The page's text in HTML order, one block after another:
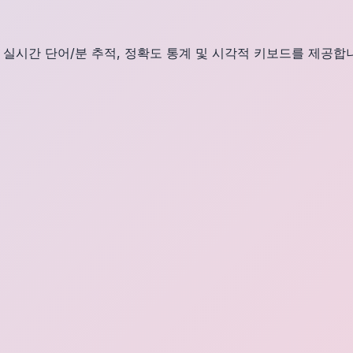
시간 단어/분 추적, 정확도 통계 및 시각적 키보드를 제공